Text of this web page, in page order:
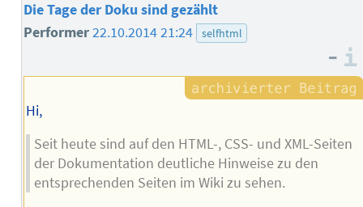
Die Tage der Doku sind gezählt
Performer22.10.2014 21:24 selfhtml
–
Hi,
Seit heute sind auf den HTML-, CSS- und XML-Seiten
der Dokumentation deutliche Hinweise zu den
entsprechenden Seiten im Wiki zu sehen.